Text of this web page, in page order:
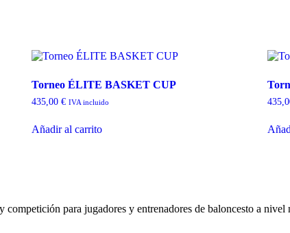
Torneo ÉLITE BASKET CUP
435,00€ IVA incluido
Añadir al carrito
competición para jugadores y entrenadores de baloncesto a nivel